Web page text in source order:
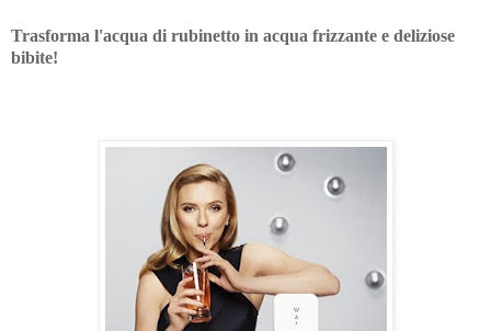
Trasforma l'acqua di rubinetto in acqua frizzante e deliziose
bibite!